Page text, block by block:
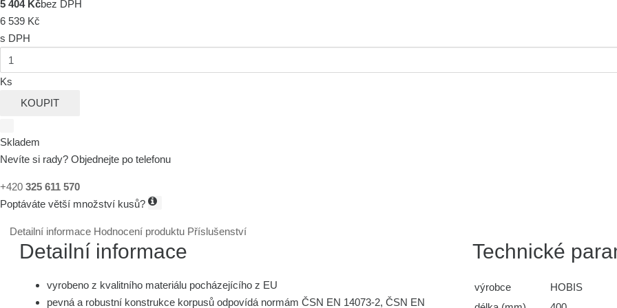
5 404 Kčbez DPH
6 539 Kč
s DPH
Ks
KOUPIT
Skladem
Nevíte si rady? Objednejte po telefonu
+420 325 611 570
Poptáváte větší množství kusů?
Detailní informace Hodnocení produktu Příslušenství
Detailní informace
vyrobeno z kvalitního materiálu pocházejícího z EU
pevná a robustní konstrukce korpusů odpovídá normám ČSN EN 14073-2, ČSN EN
Technické
výrobce
HOBIS